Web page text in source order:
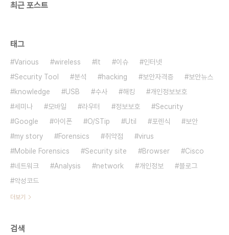
최근 포스트
태그
Various wireless It 이슈
인터넷
Security Tool
분석 hacking 보안자격증
보안뉴스
knowledge
USB 수사 해킹
개인정보보호
세미나
모바일 라우터 정보보호
Security
Google
아이폰 O/STip Util 포렌식
보안
my story
Forensics 취약점
virus
Mobile Forensics
Security site Browser
Cisco
네트워크
Analysis network 개인정보
블로그
악성코드
더보기
검색